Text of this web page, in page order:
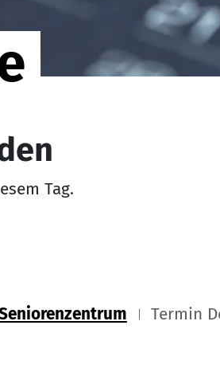
Tag.
Termin